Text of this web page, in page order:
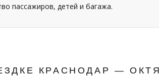
пассажиров, детей и багажа.
КРАСНОДАР —